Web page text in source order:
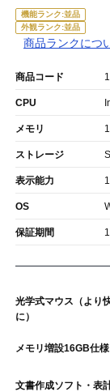
機能ランク:並品
外観ランク:並品
商品ランクにつ
商品コード
CPU
メモリ
ストレージ
表示能力
OS
保証期間
光学式マウス（より
に）
メモリ増設16GB仕様
文書作成ソフト・表